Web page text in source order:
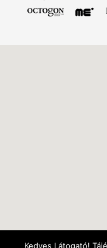
Kedves Látogató!